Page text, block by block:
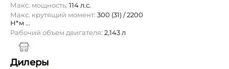
Макс. мощность: 114 л.с.
Макс. крутящий момент: 300 (31) / 2200
Н*м ...
Рабочий объем двигателя: 2,143 л
Дилеры